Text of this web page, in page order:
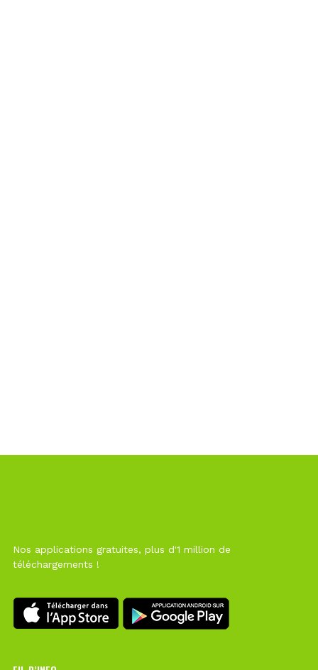
Nos applications gratuites, plus d'1 million de
téléchargements !